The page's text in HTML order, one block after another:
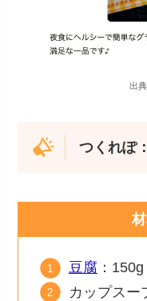
出
つくれぽ
豆腐 ：150g
カップスー